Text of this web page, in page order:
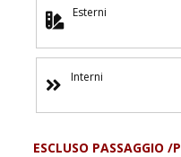
Esterni
Interni
ESCLUSO PASSAGGIO